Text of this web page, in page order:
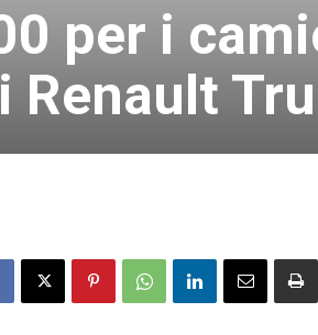
per i